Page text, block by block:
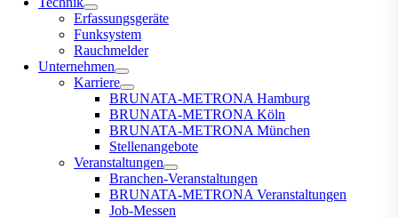
Erfassungsgeräte
Funksystem
Rauchmelder
Unternehmen
Karriere
BRUNATA-METRONA Hamburg
BRUNATA-METRONA Köln
BRUNATA-METRONA München
Stellenangebote
Veranstaltungen
Branchen-Veranstaltungen
BRUNATA-METRONA Veranstaltungen
Job-Messen